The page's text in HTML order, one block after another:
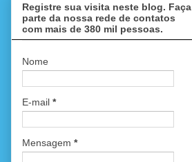
Registre sua visita neste blog. Faça
parte da nossa rede de contatos
com mais de 380 mil pessoas.
Nome
E-mail *
Mensagem *